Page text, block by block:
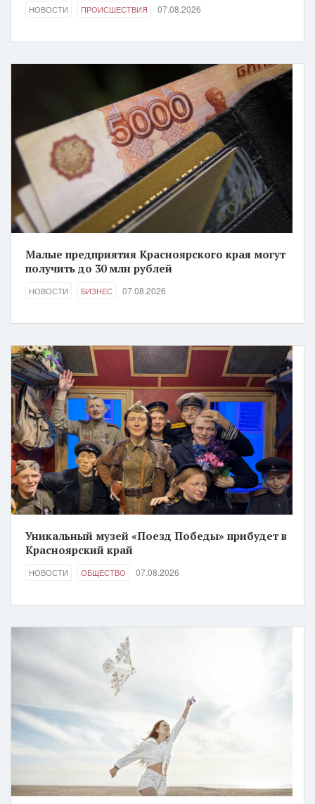
НОВОСТИ ПРОИСШЕСТВИЯ 07.08.2026
Малые предприятия Красноярского края могут
получить до 30 млн рублей
НОВОСТИ БИЗНЕС 07.08.2026
Уникальный музей «Поезд Победы» прибудет в
Красноярский край
НОВОСТИ ОБЩЕСТВО 07.08.2026